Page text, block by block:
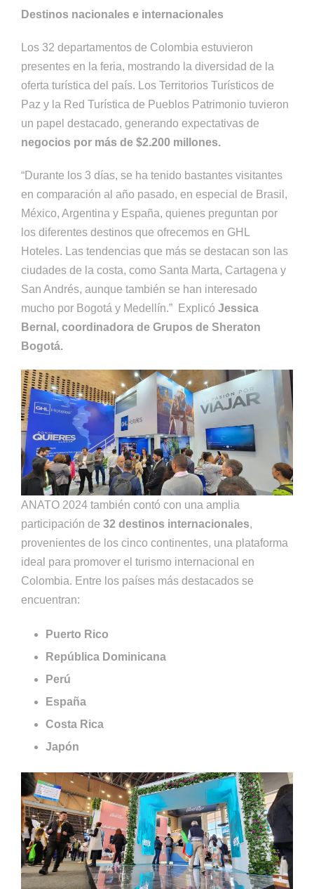
Destinos nacionales e internacionales
Los 32 departamentos de Colombia estuvieron
presentes en la feria, mostrando la diversidad de la
oferta turística del país. Los Territorios Turísticos de
Paz y la Red Turística de Pueblos Patrimonio tuvieron
un papel destacado, generando expectativas de
negocios por más de $2.200 millones.
“Durante los 3 días, se ha tenido bastantes visitantes
en comparación al año pasado, en especial de Brasil,
México, Argentina y España, quienes preguntan por
los diferentes destinos que ofrecemos en GHL
Hoteles. Las tendencias que más se destacan son las
ciudades de la costa, como Santa Marta, Cartagena y
San Andrés, aunque también se han interesado
mucho por Bogotá y Medellín.” Explicó Jessica
Bernal, coordinadora de Grupos de Sheraton
Bogotá.
ANATO 2024 también contó con una amplia
participación de 32 destinos internacionales,
provenientes de los cinco continentes, una plataforma
ideal para promover el turismo internacional en
Colombia. Entre los países más destacados se
encuentran:
Puerto Rico
República Dominicana
Perú
España
Costa Rica
Japón